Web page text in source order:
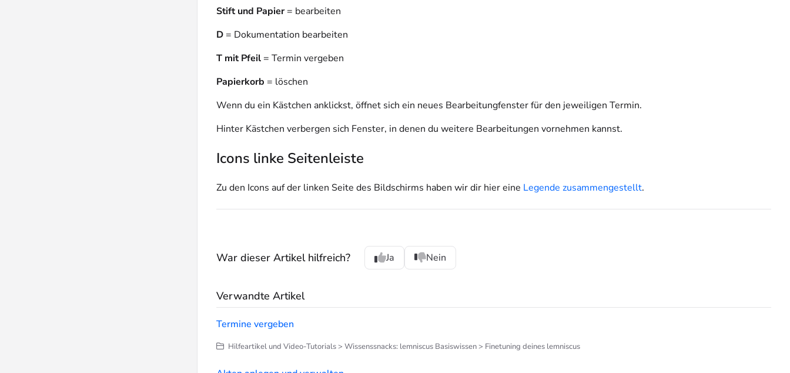
Stift und Papier= bearbeiten
D = Dokumentation bearbeiten
T mit Pfeil = Termin vergeben
Papierkorb = löschen
Wenn du ein Kästchen anklickst, öffnet sich ein neues Bearbeitungfenster für den jeweiligen Termin.
Hinter Kästchen verbergen sich Fenster, in denen du weitere Bearbeitungen vornehmen kannst.
Icons linke Seitenleiste
Zu den Icons auf der linken Seite des Bildschirms haben wir dir hier eine Legende zusammengestellt.
War dieser Artikel hilfreich? Ja Nein
Verwandte Artikel
Termine vergeben
Hilfeartikel und Video-Tutorials > Wissenssnacks: lemniscus Basiswissen > Finetuning deines lemniscus